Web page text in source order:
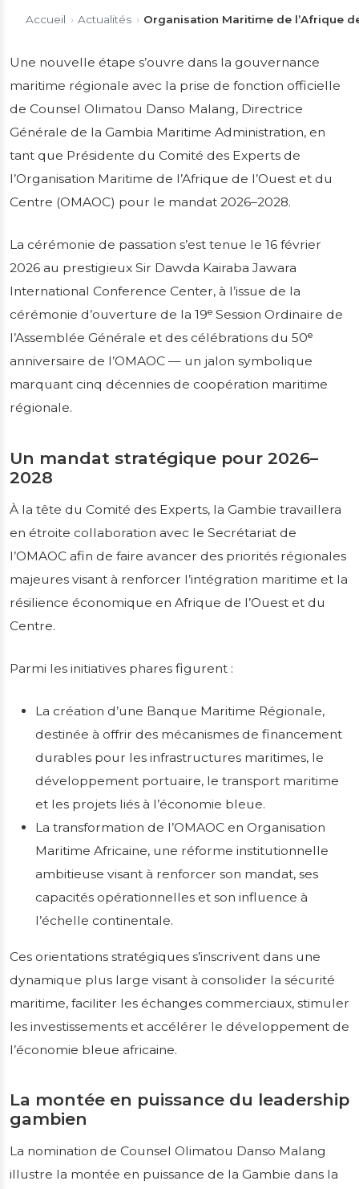
Gambie prend la
tête du Comité
des Experts
(2026–2028)
Une nouvelle étape s’ouvre dans la
gouvernance maritime régionale avec la
Olimatou Danso Malang, Directrice Générale
de la Gambia Maritime Administration, en
tant que Présidente du Comité de...
Accueil › Actualités › Organisation Maritime de l’Afrique
Une nouvelle étape s’ouvre dans la gouvernance
maritime régionale avec la prise de fonction officielle
de Counsel Olimatou Danso Malang, Directrice
Générale de la Gambia Maritime Administration, en
tant que Présidente du Comité des Experts de
l’Organisation Maritime de l’Afrique de l’Ouest et du
Centre (OMAOC) pour le mandat 2026–2028.
La cérémonie de passation s’est tenue le 16 février
2026 au prestigieux Sir Dawda Kairaba Jawara
International Conference Center, à l’issue de la
cérémonie d’ouverture de la 19ᵉ Session Ordinaire de
l’Assemblée Générale et des célébrations du 50ᵉ
anniversaire de l’OMAOC — un jalon symbolique
marquant cinq décennies de coopération maritime
régionale.
Un mandat stratégique pour 2026–
2028
À la tête du Comité des Experts, la Gambie travaillera
en étroite collaboration avec le Secrétariat de
l’OMAOC afin de faire avancer des priorités régionales
majeures visant à renforcer l’intégration maritime et la
résilience économique en Afrique de l’Ouest et du
Centre.
Parmi les initiatives phares figurent :
La création d’une Banque Maritime Régionale,
destinée à offrir des mécanismes de financement
durables pour les infrastructures maritimes, le
développement portuaire, le transport maritime
et les projets liés à l’économie bleue.
La transformation de l’OMAOC en Organisation
Maritime Africaine, une réforme institutionnelle
ambitieuse visant à renforcer son mandat, ses
capacités opérationnelles et son influence à
l’échelle continentale.
Ces orientations stratégiques s’inscrivent dans une
dynamique plus large visant à consolider la sécurité
maritime, faciliter les échanges commerciaux, stimuler
les investissements et accélérer le développement de
l’économie bleue africaine.
La montée en puissance du leadership
gambien
La nomination de Counsel Olimatou Danso Malang
illustre la montée en puissance de la Gambie dans la